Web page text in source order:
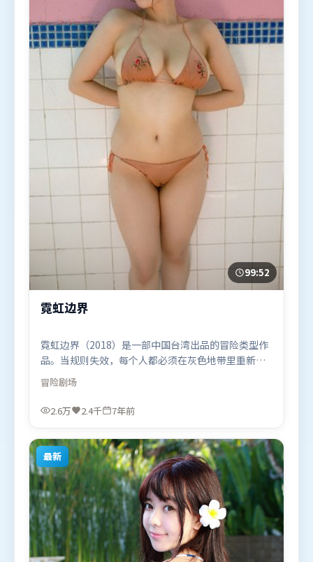
99:52
霓虹边界
霓虹边界（2018）是一部中国台湾出品的冒险类型作
品。当规则失效，每个人都必须在灰色地带里重新选
择立场与底线。动作场面设计讲究空间与节奏，文戏
部分同样扎实耐嚼。由詹姆斯·卡梅隆执导，王景
春、周迅、奥卡菲娜，章子怡、汤姆·哈迪、杨幂等
分地区首映上线，适合喜欢冒险题材的观众观看。
冒险剧场
2.6万 2.4千 7年前
最新